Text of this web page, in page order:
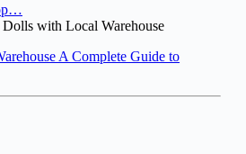
Dolls with Local Warehouse
A Complete Guide to